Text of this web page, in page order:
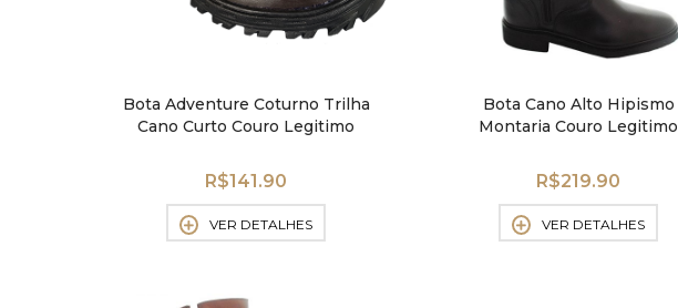
Bota Adventure Coturno Trilha
Cano Curto Couro Legitimo
R$141.90
VER DETALHES
Bota Cano Alto Hipismo
Montaria Couro Legitimo
R$219.90
VER DETALHES